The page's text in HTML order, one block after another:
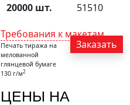
20000 шт. 51510
Требования к макетам
Заказать
Печать тиража на
мелованной
глянцевой бумаге
130 г/м2
ЦЕНЫ НА